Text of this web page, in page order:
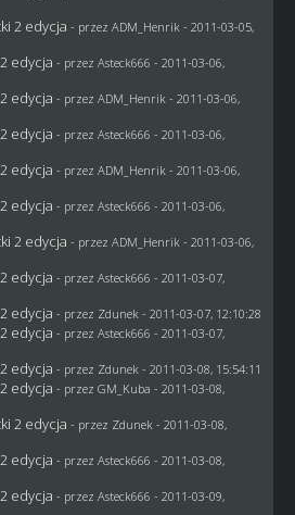
2 edycja - przez ADM_Henrik - 2011-03-05,
edycja - przez Asteck666 - 2011-03-06,
edycja - przez ADM_Henrik - 2011-03-06,
edycja - przez Asteck666 - 2011-03-06,
edycja - przez ADM_Henrik - 2011-03-06,
edycja - przez Asteck666 - 2011-03-06,
2 edycja - przez ADM_Henrik - 2011-03-06,
edycja - przez Asteck666 - 2011-03-07,
edycja - przez Zdunek - 2011-03-07, 12:10:28
edycja - przez Asteck666 - 2011-03-07,
edycja - przez Zdunek - 2011-03-08, 15:54:11
edycja - przez GM_Kuba - 2011-03-08,
2 edycja - przez Zdunek - 2011-03-08,
edycja - przez Asteck666 - 2011-03-08,
edycja - przez Asteck666 - 2011-03-09,